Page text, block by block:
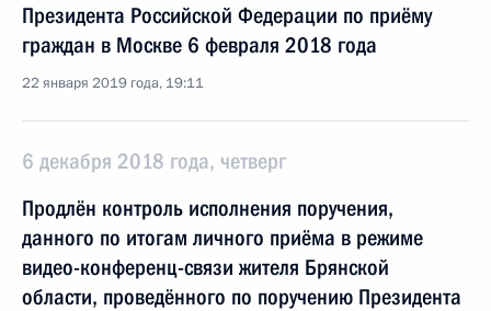
Президента Российской Федерации по приёму
граждан в Москве 6 февраля 2018 года
22 января 2019 года, 19:11
6 декабря 2018 года, четверг
Продлён контроль исполнения поручения,
данного по итогам личного приёма в режиме
видео-конференц-связи жителя Брянской
области, проведённого по поручению Президента